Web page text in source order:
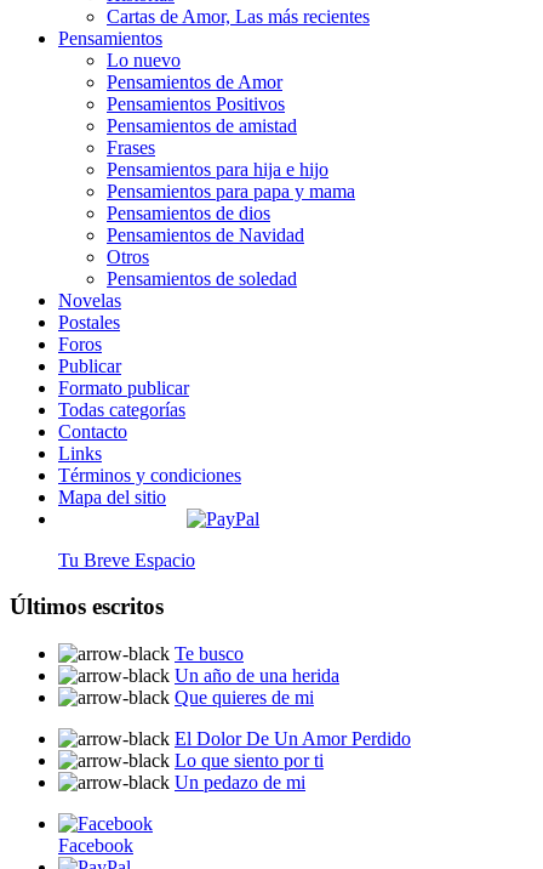
Cartas de Amor, Las más recientes
Pensamientos
Lo nuevo
Pensamientos de Amor
Pensamientos Positivos
Pensamientos de amistad
Frases
Pensamientos para hija e hijo
Pensamientos para papa y mama
Pensamientos de dios
Pensamientos de Navidad
Otros
Pensamientos de soledad
Novelas
Postales
Foros
Publicar
Formato publicar
Todas categorías
Contacto
Links
Términos y condiciones
Mapa del sitio
Tu Breve Espacio
Últimos escritos
Te busco
Un año de una herida
Que quieres de mi
El Dolor De Un Amor Perdido
Lo que siento por ti
Un pedazo de mi
Facebook